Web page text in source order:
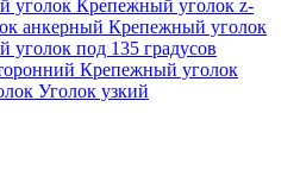
уголок Крепежный уголок z-
анкерный Крепежный уголок
уголок под 135 градусов
Крепежный уголок
Уголок узкий